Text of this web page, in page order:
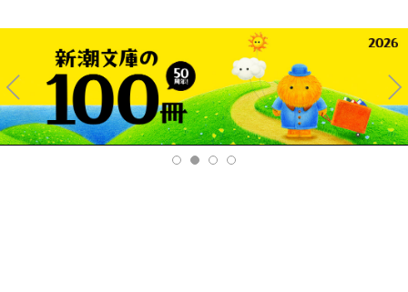
Pre
v
Ne
xt